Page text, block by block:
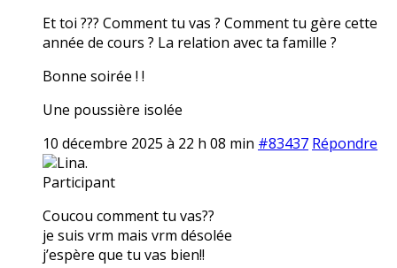
Et toi ??? Comment tu vas ? Comment tu gère cette
année de cours ? La relation avec ta famille ?
Bonne soirée ! !
Une poussière isolée
10 décembre 2025 à 22 h 08 min #83437 Répondre
Lina.
Participant
Coucou comment tu vas??
je suis vrm mais vrm désolée
j’espère que tu vas bien!!